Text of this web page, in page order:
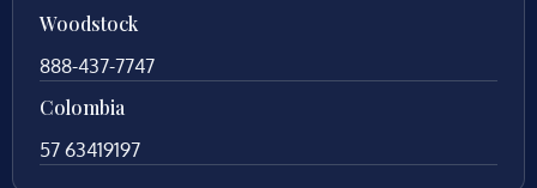
Woodstock
888-437-7747
Colombia
57 63419197